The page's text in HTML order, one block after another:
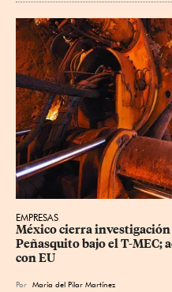
EMPRESAS
México cierra
Peñasquito bajo el T-MEC;
con EU
Por María del Pilar Martínez